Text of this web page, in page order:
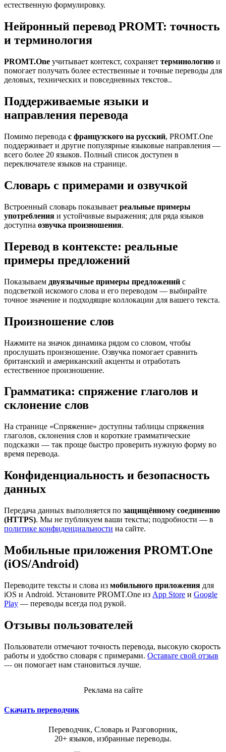
естественную формулировку.
Нейронный перевод PROMT: точность
и терминология
PROMT.One учитывает контекст, сохраняет терминологию и
помогает получать более естественные и точные переводы для
деловых, технических и повседневных текстов..
Поддерживаемые языки и
направления перевода
Помимо перевода с французского на русский, PROMT.One
поддерживает и другие популярные языковые направления —
всего более 20 языков. Полный список доступен в
переключателе языков на странице.
Словарь с примерами и озвучкой
Встроенный словарь показывает реальные примеры
употребления и устойчивые выражения; для ряда языков
доступна озвучка произношения.
Перевод в контексте: реальные
примеры предложений
Показываем двуязычные примеры предложений с
подсветкой искомого слова и его переводом — выбирайте
точное значение и подходящие коллокации для вашего текста.
Произношение слов
Нажмите на значок динамика рядом со словом, чтобы
прослушать произношение. Озвучка помогает сравнить
британский и американский акценты и отработать
естественное произношение.
Грамматика: спряжение глаголов и
склонение слов
На странице «Спряжение» доступны таблицы спряжения
глаголов, склонения слов и короткие грамматические
подсказки — так проще быстро проверить нужную форму во
время перевода.
Конфиденциальность и безопасность
данных
Передача данных выполняется по защищённому соединению
(HTTPS). Мы не публикуем ваши тексты; подробности — в
политике конфиденциальности на сайте.
Мобильные приложения PROMT.One
(iOS/Android)
Переводите тексты и слова из мобильного приложения для
iOS и Android. Установите PROMT.One из App Store и Google
Play — переводы всегда под рукой.
Отзывы пользователей
Пользователи отмечают точность перевода, высокую скорость
работы и удобство словаря с примерами. Оставьте свой отзыв
— он помогает нам становиться лучше.
Реклама на сайте
Скачать переводчик
Переводчик, Словарь и Разговорник,
20+ языков, избранные переводы.